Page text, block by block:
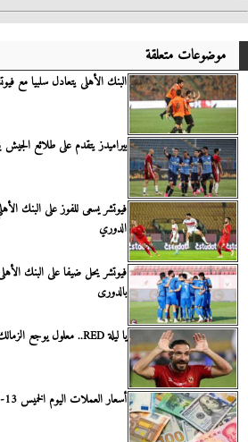
موضوعات متعلقة
البنك الأهلى يتعادل سلبيا مع
بيراميدز يتقدم على طلائع الجيش بنتيجة 3 / 1 فى
فيوتشر يسعى للفوز على البنك
الدوري
فيوتشر يحل ضيفا على البنك
بالدورى
يا ليلة RED.. معلول يوجع الزمالك بالهدف الثالث فى ”قمة الكبار”
أسعار العملات اليوم الخميس 13-7-2023 بالبنك الأهلي المصري